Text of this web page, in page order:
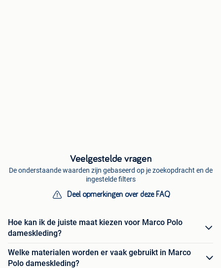
Veelgestelde vragen
De onderstaande waarden zijn gebaseerd op je zoekopdracht en de
ingestelde filters
Deel opmerkingen over deze FAQ
Hoe kan ik de juiste maat kiezen voor Marco Polo
dameskleding?
Welke materialen worden er vaak gebruikt in Marco
Polo dameskleding?